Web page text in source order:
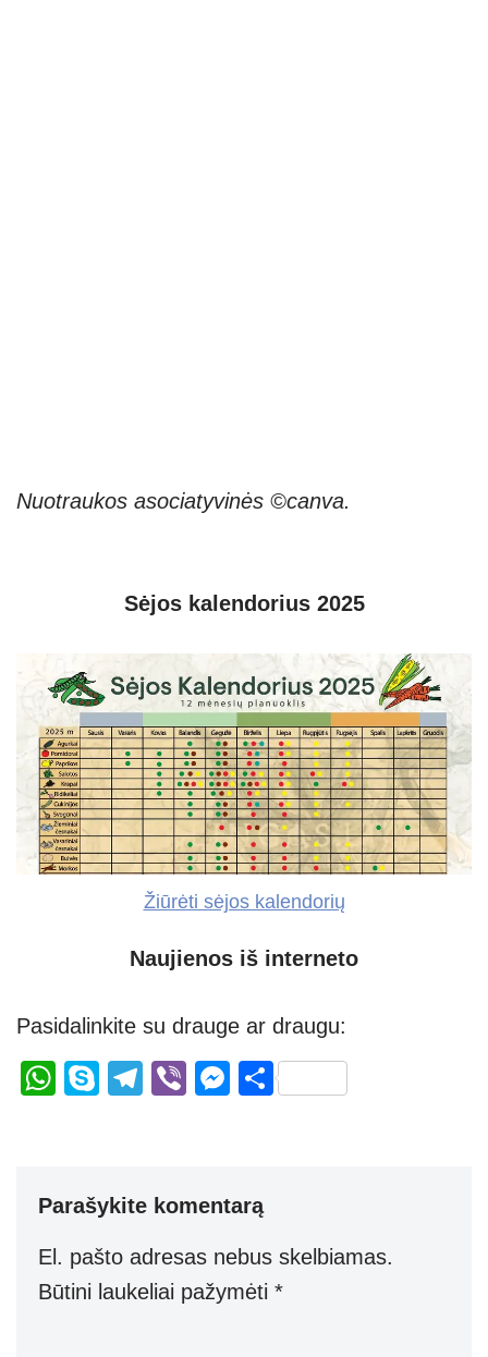
Nuotraukos asociatyvinės ©canva.
Sėjos kalendorius 2025
Žiūrėti sėjos kalendorių
Naujienos iš interneto
Pasidalinkite su drauge ar draugu:
W
A
p
p
S
T
a
m
Vi
M
n
g
er
S
Parašykite komentarą
El. pašto adresas nebus skelbiamas.
Būtini laukeliai pažymėti *